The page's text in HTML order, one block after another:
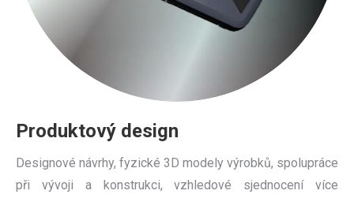
Produktový design
Designové návrhy, fyzické 3D modely výrobků, spolupráce
při vývoji a konstrukci, vzhledové sjednocení více